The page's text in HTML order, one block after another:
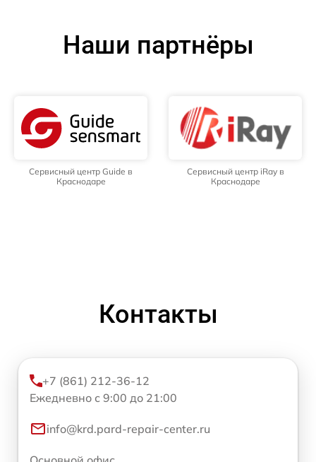
Наши партнёры
Сервисный центр Guide в
Краснодаре
Сервисный центр iRay в
Краснодаре
Контакты
+7 (861) 212-36-12
Ежедневно с 9:00 до 21:00
info@krd.pard-repair-center.ru